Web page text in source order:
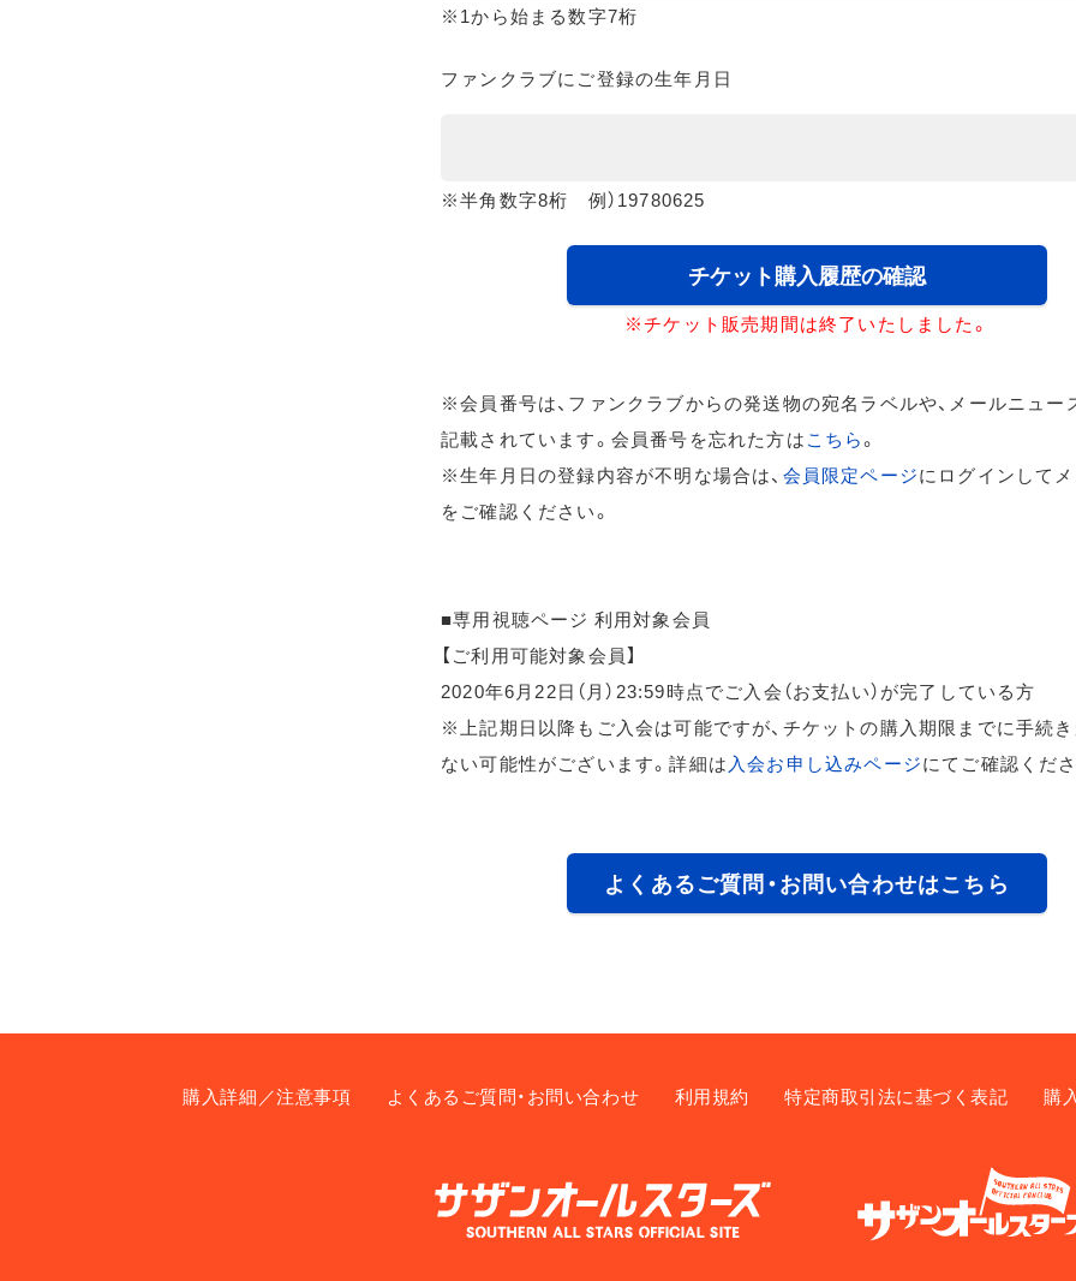
※1から始まる数字7桁
ファンクラブにご登録の生年月日
※半角数字8桁 例）19780625
チケット購入履歴の確認
※チケット販売期間は終了いたしました。
※会員番号は、ファンクラブからの発送物の宛名ラベルや、メールニュー
記載されています。会員番号を忘れた方はこちら。
※生年月日の登録内容が不明な場合は、 会員限定ページにログインして
をご確認ください。
■専用視聴ページ 利用対象会員
【ご利用可能対象会員】
2020年6月22日（月）23:59時点でご入会（お支払い）が完了している方
※上記期日以降もご入会は可能ですが、チケットの購入期限までに手続
ない可能性がございます。詳細は入会お申し込みページにてご確認くださ
よくあるご質問・お問い合わせはこちら
購入詳細／注意事項 よくあるご質問・お問い合わせ 利用規約 特定商取引法に基づく表記 購